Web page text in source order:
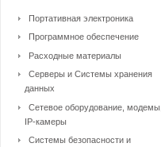
Портативная электроника
Программное обеспечение
Расходные материалы
Серверы и Системы хранения
данных
Сетевое оборудование, модемы,
IP-камеры
Системы безопасности и